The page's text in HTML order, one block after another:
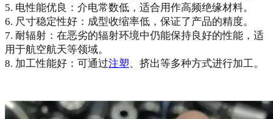
5. 电性能优良：介电常数低，适合用作高频绝缘材料。
6. 尺寸稳定性好：成型收缩率低，保证了产品的精度。
7. 耐辐射：在恶劣的辐射环境中仍能保持良好的性能，适
用于航空航天等领域。
8. 加工性能好：可通过注塑、挤出等多种方式进行加工。